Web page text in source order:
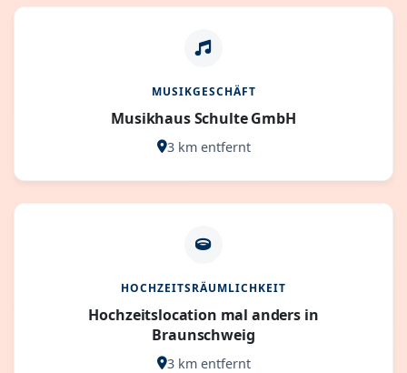
MUSIKGESCHÄFT
Musikhaus Schulte GmbH
3 km entfernt
HOCHZEITSRÄUMLICHKEIT
Hochzeitslocation mal anders in
Braunschweig
3 km entfernt